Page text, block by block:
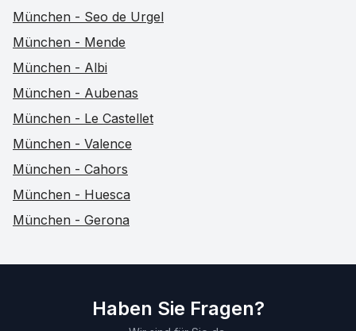
München - Seo de Urgel
München - Mende
München - Albi
München - Aubenas
München - Le Castellet
München - Valence
München - Cahors
München - Huesca
München - Gerona
Haben Sie Fragen?